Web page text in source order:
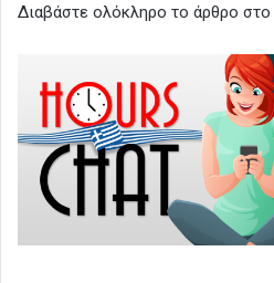
Διαβάστε ολόκληρο το άρθρο στο